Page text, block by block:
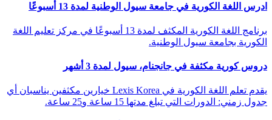
ادرس اللغة الكورية في جامعة سيول الوطنية لمدة 13 أسبوعًا
برنامج اللغة الكورية المكثف لمدة 13 أسبوعًا في مركز تعليم اللغة
الكورية بجامعة سيول الوطنية.
دروس كورية مكثفة في جانجنام، سيول لمدة 3 أشهر
يقدم تعلم اللغة الكورية في Lexis Korea خيارين مكثفين يناسبان أي
جدول زمني: الدورات التي تبلغ مدتها 15 ساعة و25 ساعة.